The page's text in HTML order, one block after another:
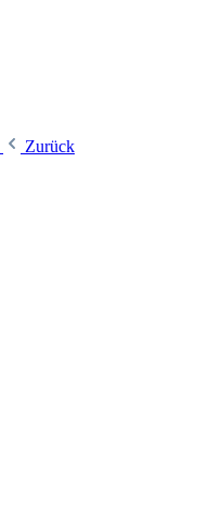
Zurück